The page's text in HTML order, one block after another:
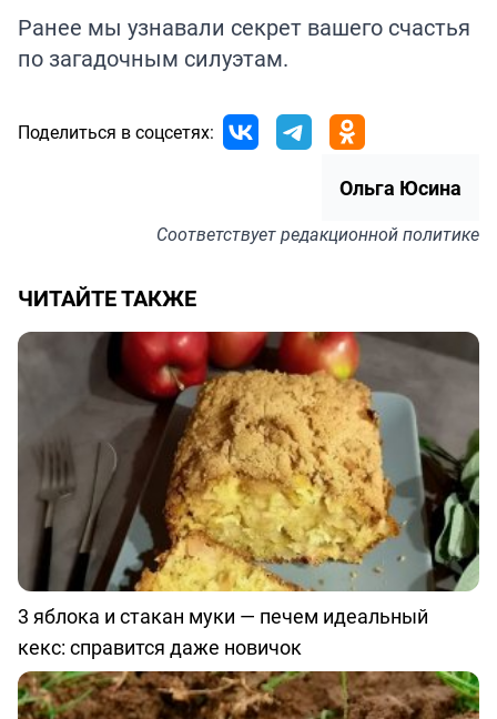
Ранее мы узнавали секрет вашего счастья
по загадочным силуэтам.
Поделиться в соцсетях:
Ольга Юсина
Соответствуетредакционной политике
ЧИТАЙТЕ ТАКЖЕ
3 яблока и стакан муки — печем идеальный
кекс: справится даже новичок